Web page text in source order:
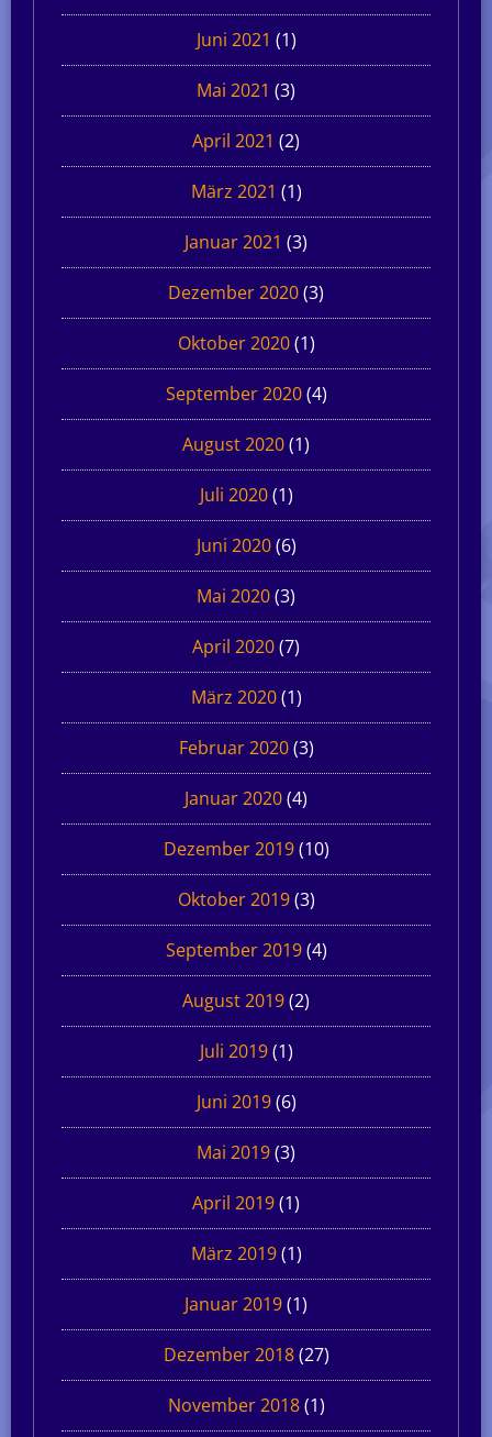
Juni 2021 (1)
Mai 2021 (3)
April 2021 (2)
März 2021 (1)
Januar 2021 (3)
Dezember 2020(3)
Oktober 2020(1)
September 2020(4)
August 2020(1)
Juli 2020(1)
Juni 2020(6)
Mai 2020(3)
April 2020(7)
März 2020(1)
Februar 2020(3)
Januar 2020(4)
Dezember 2019(10)
Oktober 2019(3)
September 2019(4)
August 2019(2)
Juli 2019(1)
Juni 2019(6)
Mai 2019(3)
April 2019(1)
März 2019(1)
Januar 2019(1)
Dezember 2018(27)
November 2018(1)